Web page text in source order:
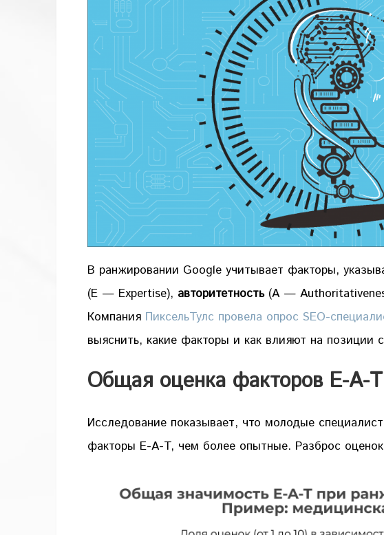
В ранжировании Google учитывает факторы,
(E — Expertise), авторитетность(A —
Компания ПиксельТулс провела опрос SEO-
выяснить, какие факторы и как влияют на позиции
Общая оценка факторов E-A-T
Исследование показывает, что молодые
факторы E-A-T, чем более опытные. Разброс